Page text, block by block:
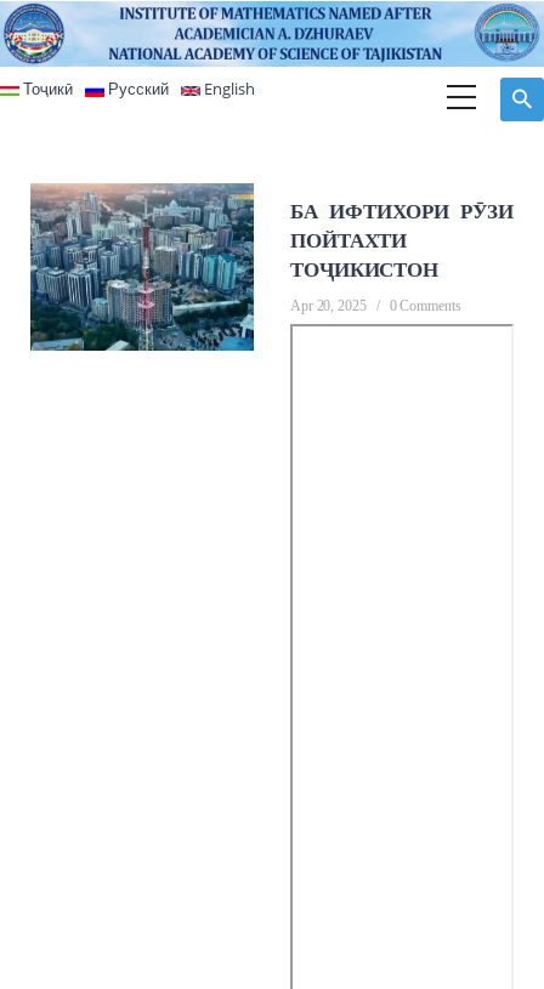
Skip to main content
Тоҷикӣ Русский English
БА ИФТИХОРИ РӮЗИ
ПОЙТАХТИ
ТОҶИКИСТОН
Apr 20, 2025 / 0 Comments